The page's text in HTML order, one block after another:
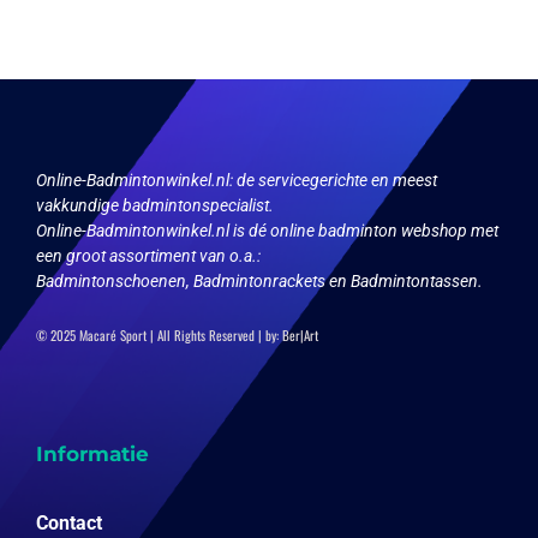
worden
productpagina
Online-Badmintonwinkel.nl:de servicegerichte en meest
vakkundige badmintonspecialist.
Online-Badmintonwinkel.nl is dé online badminton webshop met
een groot assortiment van o.a.:
Badmintonschoenen, Badmintonrackets en Badmintontassen.
© 2025 Macaré Sport | All Rights Reserved | by:Ber|Art
Informatie
Contact